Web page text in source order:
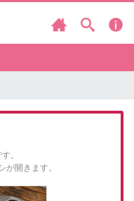
。
が開きます。